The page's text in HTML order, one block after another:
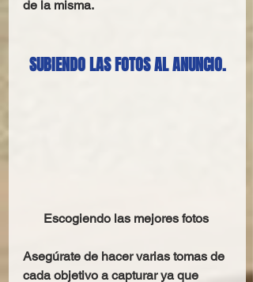
de la misma.
SUBIENDO LAS FOTOS AL ANUNCIO.
Escogiendo las mejores fotos
Asegúrate de hacer varias tomas de
cada objetivo a capturar ya que